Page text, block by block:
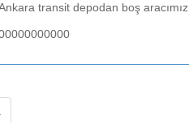
transit depodan boş